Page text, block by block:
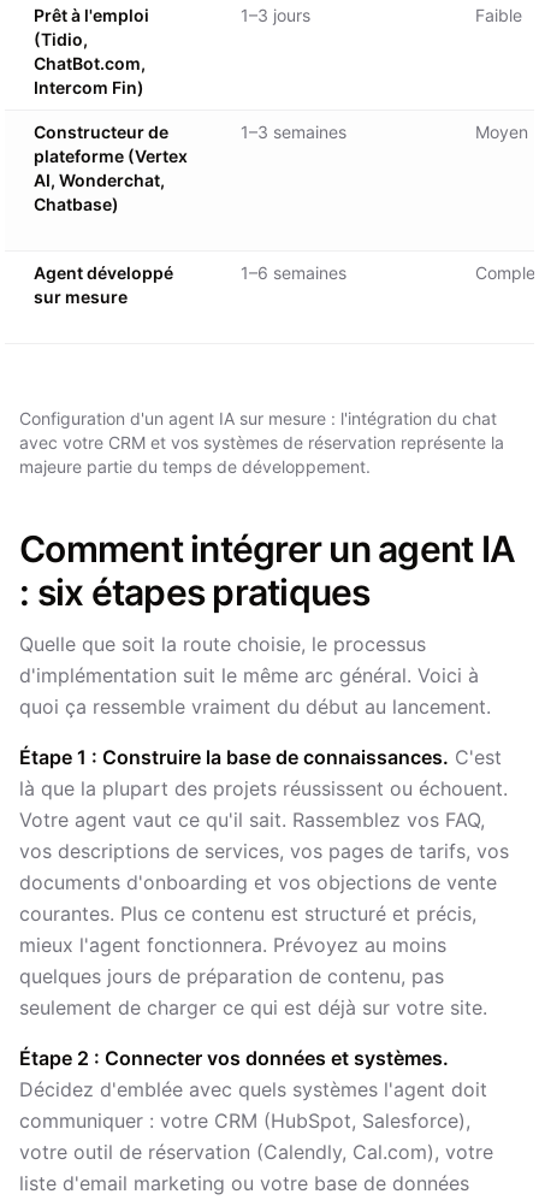
Prêt à l'emploi
(Tidio,
ChatBot.com,
Intercom Fin)
1–3 jours Faible
Constructeur de
plateforme (Vertex
AI, Wonderchat,
Chatbase)
1–3 semaines Moyen
Agent développé
sur mesure
1–6 semaines
Configuration d'un agent IA sur mesure : l'intégration du chat
avec votre CRM et vos systèmes de réservation représente la
majeure partie du temps de développement.
Comment intégrer un agent IA
: six étapes pratiques
Quelle que soit la route choisie, le processus
d'implémentation suit le même arc général. Voici à
quoi ça ressemble vraiment du début au lancement.
Étape 1 : Construire la base de connaissances. C'est
là que la plupart des projets réussissent ou échouent.
Votre agent vaut ce qu'il sait. Rassemblez vos FAQ,
vos descriptions de services, vos pages de tarifs, vos
documents d'onboarding et vos objections de vente
courantes. Plus ce contenu est structuré et précis,
mieux l'agent fonctionnera. Prévoyez au moins
quelques jours de préparation de contenu, pas
seulement de charger ce qui est déjà sur votre site.
Étape 2 : Connecter vos données et systèmes.
Décidez d'emblée avec quels systèmes l'agent doit
communiquer : votre CRM (HubSpot, Salesforce),
votre outil de réservation (Calendly, Cal.com), votre
liste d'email marketing ou votre base de données